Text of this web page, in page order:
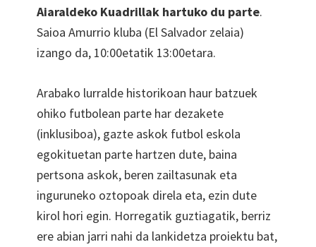
Aiaraldeko Kuadrillak hartuko du parte.
Saioa Amurrio kluba (El Salvador zelaia)
izango da, 10:00etatik 13:00etara.
Arabako lurralde historikoan haur batzuek
ohiko futbolean parte har dezakete
(inklusiboa), gazte askok futbol eskola
egokituetan parte hartzen dute, baina
pertsona askok, beren zailtasunak eta
inguruneko oztopoak direla eta, ezin dute
kirol hori egin. Horregatik guztiagatik, berriz
ere abian jarri nahi da lankidetza proiektu bat,